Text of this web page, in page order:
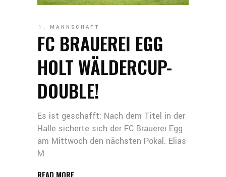
1. MANNSCHAFT
FC BRAUEREI EGG
HOLT WÄLDERCUP-
DOUBLE!
Es ist geschafft: Nach dem Titel in der
Halle sicherte sich der FC Brauerei Egg
am Mittwoch den nächsten Pokal. Elias
M
READ MORE